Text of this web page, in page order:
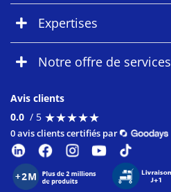
Expertises
Notre offre de services
Avis clients
0.0 / 5 ★★★★★
★★★★★
0 avis clients certifiés par